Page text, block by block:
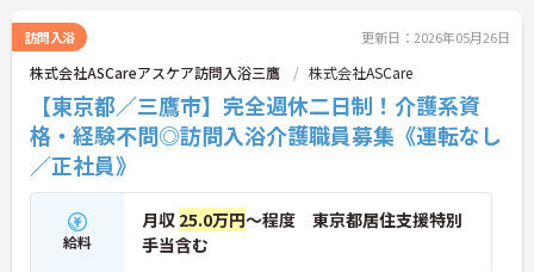
訪問入浴 更新日：2026年05月26日
株式会社ASCareアスケア訪問入浴三鷹 株式会社ASCare
【東京都／三鷹市】完全週休二日制！介護系資
格・経験不問◎訪問入浴介護職員募集《運転なし
／正社員》
給料
月収 25.0万円～程度 東京都居住支援特別
手当含む